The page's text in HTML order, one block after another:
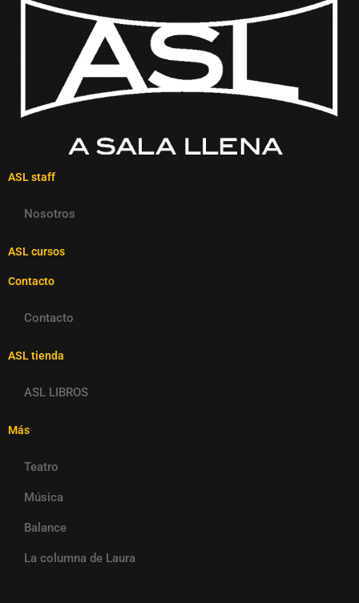
ASL staff
Nosotros
ASL cursos
Contacto
Contacto
ASL tienda
ASL LIBROS
Más
Teatro
Música
Balance
La columna de Laura